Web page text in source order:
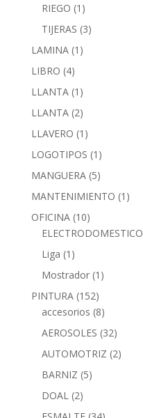
RIEGO (1)
TIJERAS (3)
LAMINA (1)
LIBRO (4)
LLANTA (1)
LLANTA (2)
LLAVERO (1)
LOGOTIPOS (1)
MANGUERA (5)
MANTENIMIENTO (1)
OFICINA (10)
ELECTRODOMESTICO
Liga (1)
Mostrador (1)
PINTURA (152)
accesorios (8)
AEROSOLES (32)
AUTOMOTRIZ (2)
BARNIZ (5)
DOAL (2)